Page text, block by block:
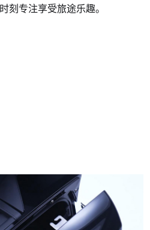
刻专注享受旅途乐趣。